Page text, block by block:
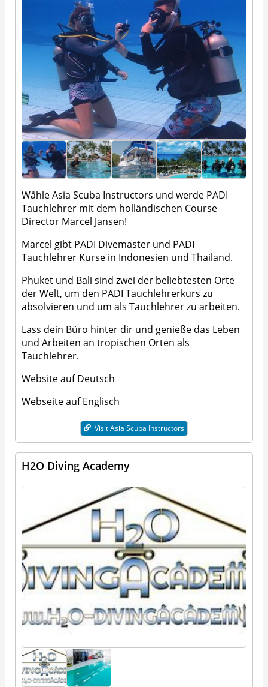
Wähle Asia Scuba Instructors und werde PADI
Tauchlehrer mit dem holländischen Course
Director Marcel Jansen!
Marcel gibt PADI Divemaster und PADI
Tauchlehrer Kurse in Indonesien und Thailand.
Phuket und Bali sind zwei der beliebtesten Orte
der Welt, um den PADI Tauchlehrerkurs zu
absolvieren und um als Tauchlehrer zu arbeiten.
Lass dein Büro hinter dir und genieße das Leben
und Arbeiten an tropischen Orten als
Tauchlehrer.
Website auf Deutsch
Webseite auf Englisch
Visit Asia Scuba Instructors
H2O Diving Academy